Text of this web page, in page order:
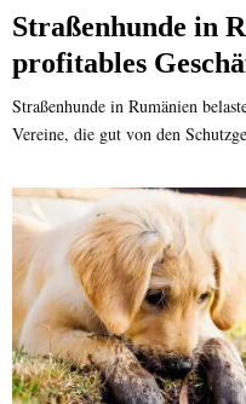
Straßenhunde in
profitables
Straßenhunde in Rumänien
Vereine, die gut von den